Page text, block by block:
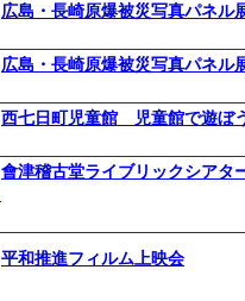
広島・長崎原爆被災写真パネル
広島・長崎原爆被災写真パネル
西七日町児童館 児童館で遊ぼ
會津稽古堂ライブリックシアタ
平和推進フィルム上映会